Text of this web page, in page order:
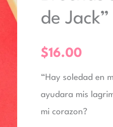
de Jack”
$16.00
“Hay soledad en
ayudara mis
mi corazon?